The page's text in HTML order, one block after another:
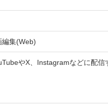
編集(Web)
やX、Instagramなどに配信